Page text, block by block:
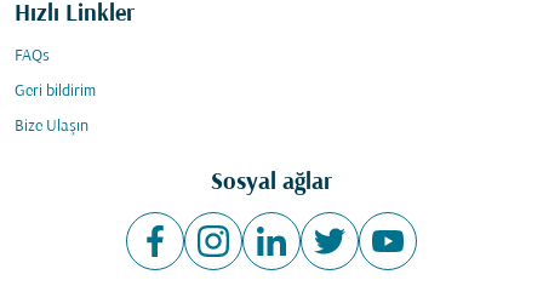
Hızlı Linkler
FAQs
Geri bildirim
Bize Ulaşın
Sosyal ağlar